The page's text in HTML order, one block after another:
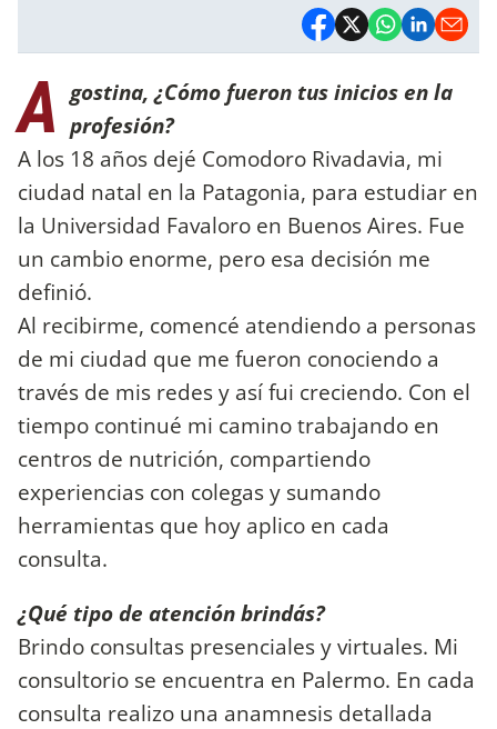
A gostina, ¿Cómo fueron tus inicios en la
profesión?
A los 18 años dejé Comodoro Rivadavia, mi
ciudad natal en la Patagonia, para estudiar en
la Universidad Favaloro en Buenos Aires. Fue
un cambio enorme, pero esa decisión me
definió.
Al recibirme, comencé atendiendo a personas
de mi ciudad que me fueron conociendo a
través de mis redes y así fui creciendo. Con el
tiempo continué mi camino trabajando en
centros de nutrición, compartiendo
experiencias con colegas y sumando
herramientas que hoy aplico en cada
consulta.
¿Qué tipo de atención brindás?
Brindo consultas presenciales y virtuales. Mi
consultorio se encuentra en Palermo. En cada
consulta realizo una anamnesis detallada